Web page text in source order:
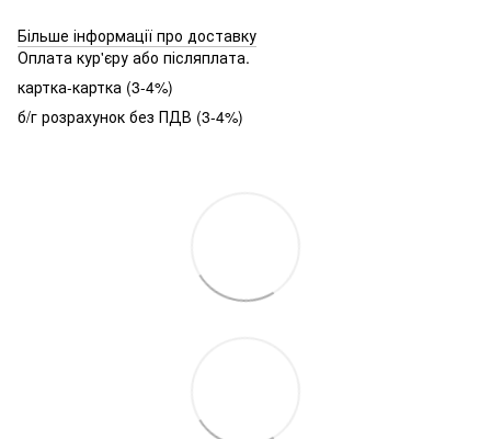
Більше інформації про доставку
Оплата кур'єру або післяплата.
картка-картка (3-4%)
б/г розрахунок без ПДВ (3-4%)